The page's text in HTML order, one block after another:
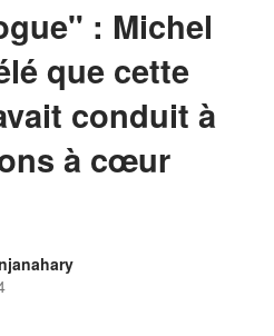
: Michel
que cette
conduit à
à cœur